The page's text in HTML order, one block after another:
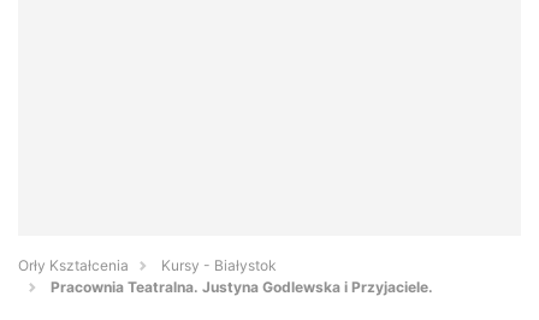
Orły Kształcenia
Kursy - Białystok
Pracownia Teatralna. Justyna Godlewska i Przyjaciele.